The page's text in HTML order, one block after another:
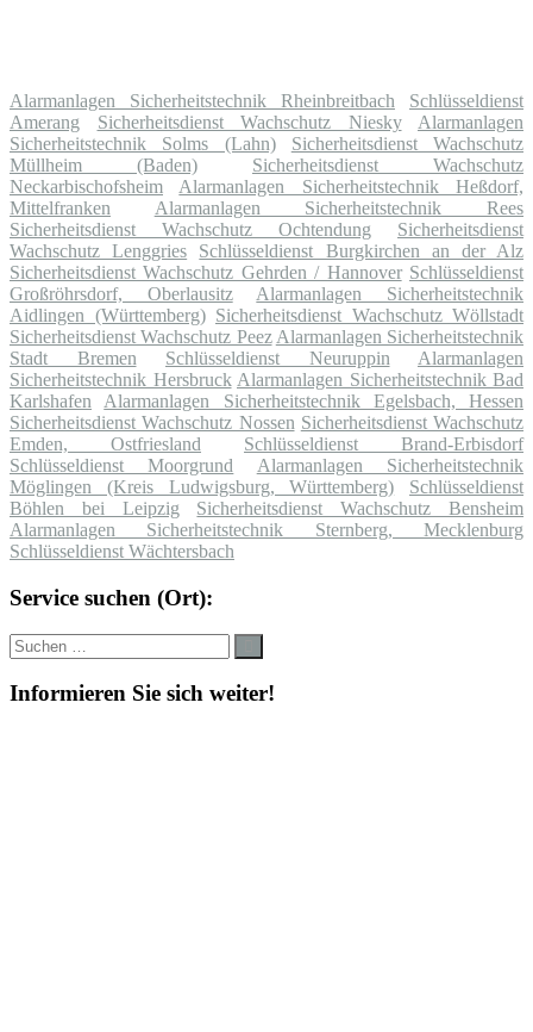
Alarmanlagen Sicherheitstechnik Rheinbreitbach
Schlüsseldienst
Amerang
Sicherheitsdienst Wachschutz Niesky
Alarmanlagen
Sicherheitstechnik Solms (Lahn)
Sicherheitsdienst Wachschutz
Müllheim (Baden)
Sicherheitsdienst Wachschutz
Neckarbischofsheim
Alarmanlagen Sicherheitstechnik Heßdorf,
Mittelfranken
Alarmanlagen Sicherheitstechnik Rees
Sicherheitsdienst Wachschutz Ochtendung
Sicherheitsdienst
Wachschutz Lenggries
Schlüsseldienst Burgkirchen an der Alz
Sicherheitsdienst Wachschutz Gehrden / Hannover Schlüsseldienst
Großröhrsdorf, Oberlausitz
Alarmanlagen Sicherheitstechnik
Aidlingen (Württemberg) Sicherheitsdienst Wachschutz Wöllstadt
Sicherheitsdienst Wachschutz Peez Alarmanlagen Sicherheitstechnik
Stadt Bremen
Schlüsseldienst Neuruppin
Alarmanlagen
Sicherheitstechnik Hersbruck Alarmanlagen Sicherheitstechnik Bad
Karlshafen
Alarmanlagen Sicherheitstechnik Egelsbach, Hessen
Sicherheitsdienst Wachschutz Nossen Sicherheitsdienst Wachschutz
Emden, Ostfriesland
Schlüsseldienst Brand-Erbisdorf
Schlüsseldienst Moorgrund
Alarmanlagen Sicherheitstechnik
Möglingen (Kreis Ludwigsburg, Württemberg)
Schlüsseldienst
Böhlen bei Leipzig
Sicherheitsdienst Wachschutz Bensheim
Alarmanlagen Sicherheitstechnik Sternberg, Mecklenburg
Schlüsseldienst Wächtersbach
Service suchen (Ort):
Suche
nach:
Informieren Sie sich weiter!